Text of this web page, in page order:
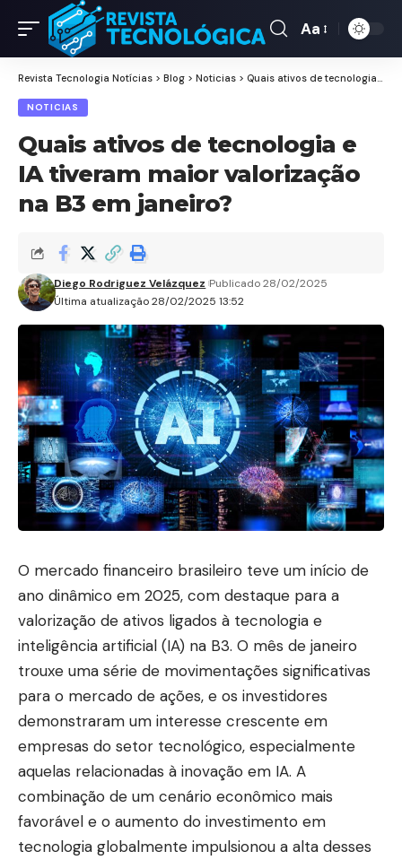
Aa
Revista Tecnologia Notícias > Blog > Noticias > Quais ativos de tecnologia e IA tiveram maior valorização na B3 em janeiro?
NOTICIAS
Quais ativos de tecnologia e
IA tiveram maior valorização
na B3 em janeiro?
Última atualização 28/02/2025 13:52
Diego Rodriguez Velázquez Publicado 28/02/2025
O mercado financeiro brasileiro teve um início de
ano dinâmico em 2025, com destaque para a
valorização de ativos ligados à tecnologia e
inteligência artificial (IA) na B3. O mês de janeiro
trouxe uma série de movimentações significativas
para o mercado de ações, e os investidores
demonstraram um interesse crescente em
empresas do setor tecnológico, especialmente
aquelas relacionadas à inovação em IA. A
combinação de um cenário econômico mais
favorável e o aumento do investimento em
tecnologia globalmente impulsionou a alta desses